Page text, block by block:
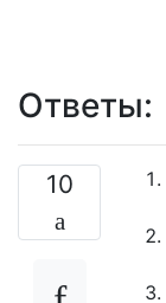
Ответы:
10